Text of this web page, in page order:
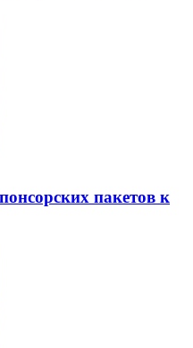
пакетов к